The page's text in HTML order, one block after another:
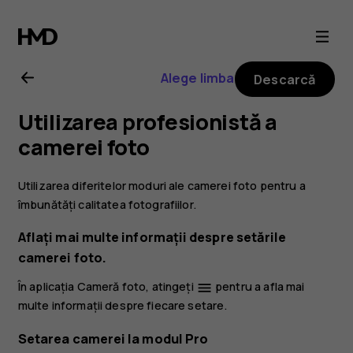
Ghid
de
utilizare
Nokia
8.1
Alege limba Descarcă
Utilizarea profesionistă a
camerei foto
Utilizarea diferitelor moduri ale camerei foto pentru a
îmbunătăți calitatea fotografiilor.
Aflați mai multe informații despre setările
camerei foto.
În aplicația Cameră foto, atingeți menu pentru a afla mai
multe informații despre fiecare setare.
Setarea camerei la modul Pro